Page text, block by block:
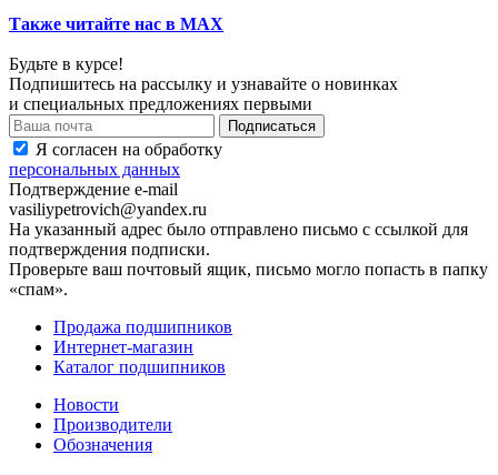
Также читайте нас в МАХ
Будьте в курсе!
Подпишитесь на рассылку и узнавайте о новинках
и специальных предложениях первыми
Я согласен на обработку
персональных данных
Подтверждение e-mail
vasiliypetrovich@yandex.ru
На указанный адрес было отправлено письмо с ссылкой для
подтверждения подписки.
Проверьте ваш почтовый ящик, письмо могло попасть в папку
«спам».
Продажа подшипников
Интернет-магазин
Каталог подшипников
Новости
Производители
Обозначения